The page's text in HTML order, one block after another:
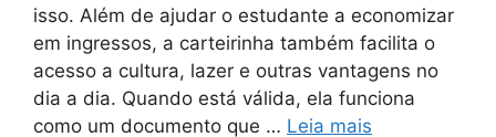
isso. Além de ajudar o estudante a economizar
em ingressos, a carteirinha também facilita o
acesso a cultura, lazer e outras vantagens no
dia a dia. Quando está válida, ela funciona
como um documento que … Leia mais